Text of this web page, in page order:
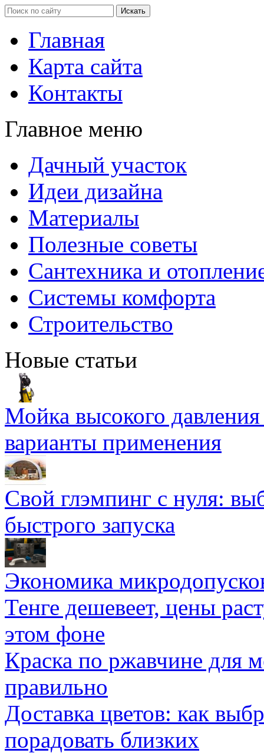
Главная
Карта сайта
Контакты
Главное меню
Дачный участок
Идеи дизайна
Материалы
Полезные советы
Сантехника и
Системы комфорта
Строительство
Новые статьи
Мойка высокого
варианты применения
Свой глэмпинг с нуля:
быстрого запуска
Экономика
Тенге дешевеет, цены
этом фоне
Краска по ржавчине для
правильно
Доставка цветов: как
порадовать близких